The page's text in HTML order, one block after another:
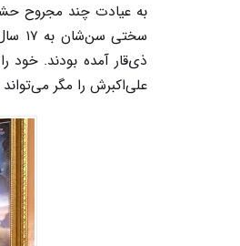
به عیادت چند مجروح
علی‌اکبرش را مگر می‌تواند